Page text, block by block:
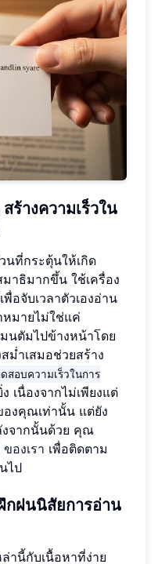
ร้างความเร็วใน
นที่กระตุ้นให้เกิด
าธิมากขึ้น ใช้เครื่อง
อจับเวลาตัวเองอ่าน
หมายไม่ใช่แค่
นตัมไปข้างหน้าโดย
ม่ำเสมอช่วยสร้าง
สอบความเร็วในการ
เนื่องจากไม่เพียงแต่
งคุณเท่านั้น แต่ยัง
จากนั้นด้วย คุณ
องเรา เพื่อติดตาม
ไป
กฝนนิสัยการอ่าน
านี้กับเนื้อหาที่ง่าย